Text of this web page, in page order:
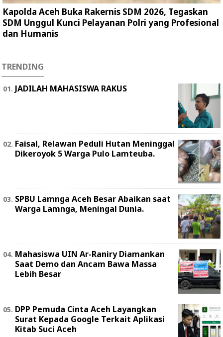
Kapolda Aceh Buka Rakernis SDM 2026, Tegaskan
SDM Unggul Kunci Pelayanan Polri yang Profesional
dan Humanis
TRENDING
JADILAH MAHASISWA RAKUS
Faisal, Relawan Peduli Hutan Meninggal
Dikeroyok 5 Warga Pulo Lamteuba.
SPBU Lamnga Aceh Besar Abaikan saat
Warga Lamnga, Meningal Dunia.
Mahasiswa UIN Ar-Raniry Diamankan
Saat Demo dan Ancam Bawa Massa
Lebih Besar
DPP Pemuda Cinta Aceh Layangkan
Surat Kepada Google Terkait Aplikasi
Kitab Suci Aceh